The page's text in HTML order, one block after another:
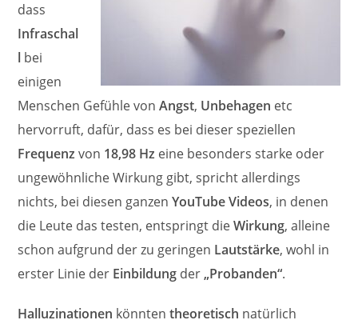
dass
Infraschal
l bei
einigen
Menschen Gefühle vonAngst, Unbehagen etc
hervorruft, dafür, dass es bei dieser speziellen
Frequenz von 18,98 Hz eine besonders starke oder
ungewöhnliche Wirkung gibt, spricht allerdings
nichts, bei diesen ganzenYouTube Videos, in denen
die Leute das testen, entspringt dieWirkung, alleine
schon aufgrund der zu geringen Lautstärke, wohl in
erster Linie der Einbildung der„Probanden“.
Halluzinationen könntentheoretisch natürlich